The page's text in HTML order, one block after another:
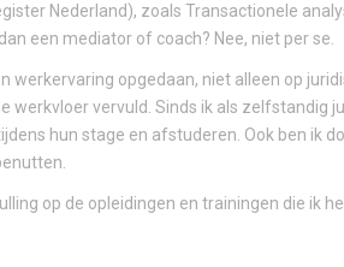
Nederland), zoals Transactionele
een mediator of coach? Nee, niet per se.
werkervaring opgedaan, niet alleen op
werkvloer vervuld. Sinds ik als zelfstandig
hun stage en afstuderen. Ook ben ik
op de opleidingen en trainingen die ik